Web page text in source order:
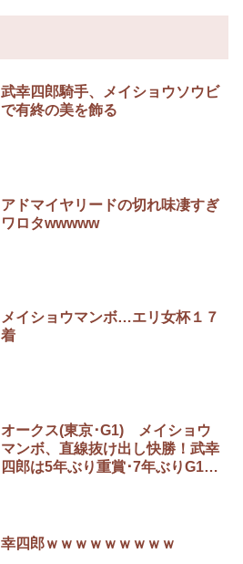
武幸四郎騎手、メイショウソウビ
で有終の美を飾る
アドマイヤリードの切れ味凄すぎ
ワロタwwwww
メイショウマンボ…エリ女杯１７
着
オークス(東京･G1) メイショウ
マンボ、直線抜け出し快勝！武幸
四郎は5年ぶり重賞･7年ぶりG1優
幸四郎ｗｗｗｗｗｗｗｗｗ